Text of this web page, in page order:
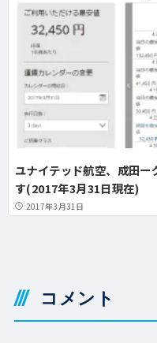
ユナイテッド航空、成田
す(2017年3月31日現在)
2017年3月31日
コメント